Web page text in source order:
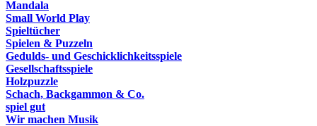
Mandala
Small World Play
Spieltücher
Spielen & Puzzeln
Gedulds- und Geschicklichkeitsspiele
Gesellschaftsspiele
Holzpuzzle
Schach, Backgammon & Co.
spiel gut
Wir machen Musik